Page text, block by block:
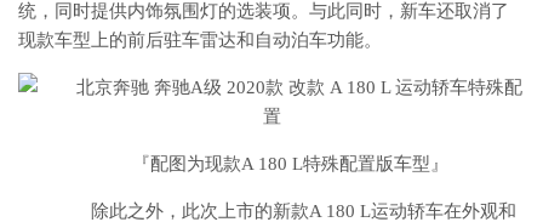
统，同时提供内饰氛围灯的选装项。与此同时，新车还取消了
现款车型上的前后驻车雷达和自动泊车功能。
『配图为现款A 180 L特殊配置版车型』
除此之外，此次上市的新款A 180 L运动轿车在外观和